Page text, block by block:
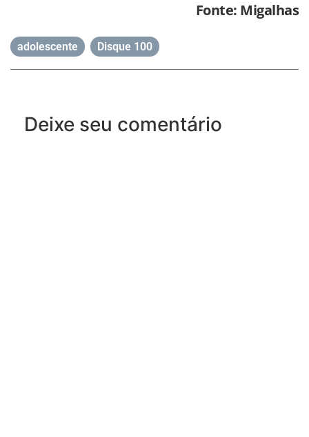
Fonte: Migalhas
adolescente Disque 100
Deixe seu comentário